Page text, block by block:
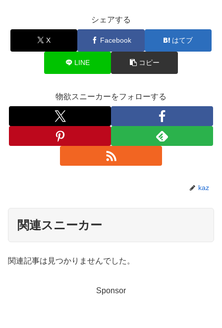
シェアする
X Facebook はてブ
LINE コピー
物欲スニーカーをフォローする
kaz
関連スニーカー
関連記事は見つかりませんでした。
Sponsor